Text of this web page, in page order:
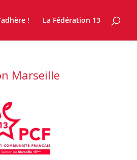
! La Fédération 13
Marseille